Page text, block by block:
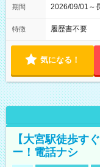
期間 2026/09/01
特徴 履歴書不要
気になる！
【大宮駅徒歩す
ー！電話ナシ